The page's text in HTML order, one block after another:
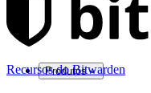
Produtos
Recursos do Bitwarden